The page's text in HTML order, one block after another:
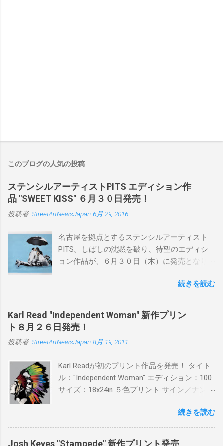
このブログの人気の投稿
ステンシルアーティストPITS エディション作
品 "SWEET KISS" ６月３０日発売！
投稿者: StreetArtNewsJapan 6月 29, 2016
名古屋を拠点とするステンシルアーティスト
PITS。しばしの沈黙を破り、待望のエディシ
ョン作品が、６月３０日（木）に発売となり
品に落とし込むスタイルは今作でも健在。(
PITSの過去記事はこちらから ) 発売日：6月30
日(木)19時 タイトル：SWEET KISS カラー：
BLUE/MINT GREEN/PINK/YELLOW エディショ
ン：各色５ サイズ：800mm × 550mm 価格：
¥16,000(¥17,280) 購入は、 こちら から
続きを読む
Karl Read "Independent Woman" 新作プリン
ト８月２６日発売！
投稿者: StreetArtNewsJapan 8月 19, 2011
Karl Readが初のプリント作品を発売！ タイト
ル："Independent Woman" エディション：100
サイズ：18x24in ５色プリント サイン／ナンバ
ドフィニッシュバージョン（エディション：
25）$125 購入は８月２６日に こちら から
続きを読む
Josh Keyes "Stampede" 新作プリント発売